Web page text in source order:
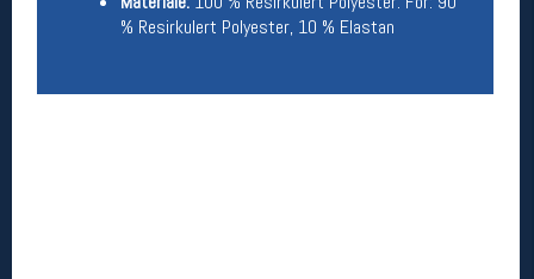
% Resirkulert Polyester, 10 % Elastan